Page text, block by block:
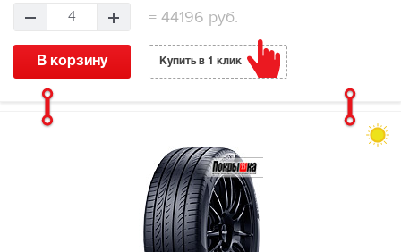
4 =44196 руб.
В корзину Купить в 1 клик